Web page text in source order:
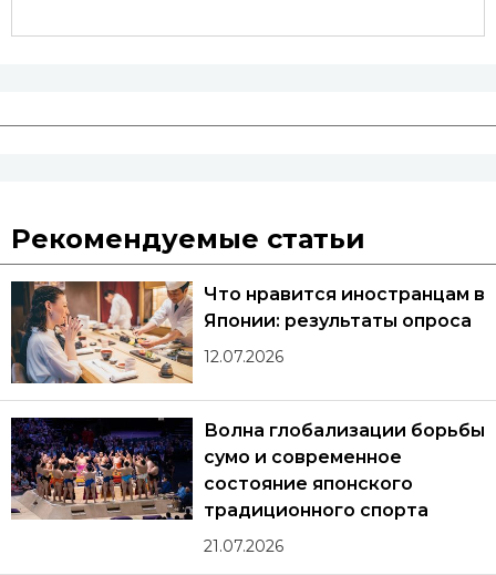
Рекомендуемые статьи
Что нравится иностранцам в
Японии: результаты опроса
12.07.2026
Волна глобализации борьбы
сумо и современное
состояние японского
традиционного спорта
21.07.2026